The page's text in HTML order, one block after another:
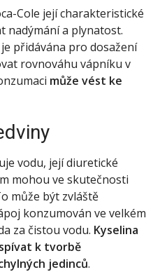
Cole její charakteristické
nadýmání a plynatost.
přidávána pro dosažení
rovnováhu vápníku v
může vést ke
vodu, její diuretické
mohou ve skutečnosti
může být zvláště
konzumován ve velkém
za čistou vodu. Kyselina
k tvorbě
jedinců.